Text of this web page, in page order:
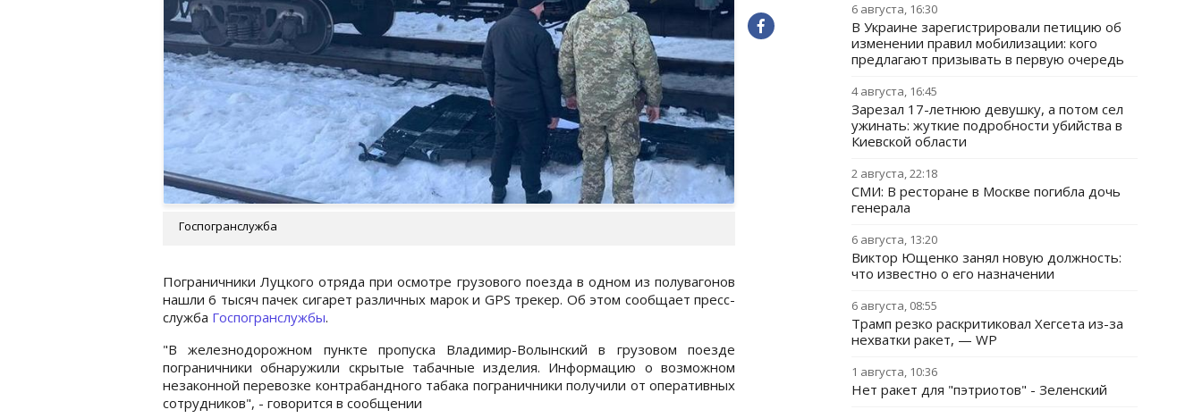
Госпогранслужба
Пограничники Луцкого отряда при осмотре грузового поезда в одном из полувагонов
нашли 6 тысяч пачек сигарет различных марок и GPS трекер. Об этом сообщает пресс-
служба Госпогранслужбы.
"В железнодорожном пункте пропуска Владимир-Волынский в грузовом поезде
пограничники обнаружили скрытые табачные изделия. Информацию о возможном
незаконной перевозке контрабандного табака пограничники получили от оперативных
сотрудников", - говорится в сообщении
6 августа, 16:30
В Украине зарегистрировали петицию об
изменении правил мобилизации: кого
предлагают призывать в первую очередь
4 августа, 16:45
Зарезал 17-летнюю девушку, а потом сел
ужинать: жуткие подробности убийства в
Киевской области
2 августа, 22:18
СМИ: В ресторане в Москве погибла дочь
генерала
6 августа, 13:20
Виктор Ющенко занял новую должность:
что известно о его назначении
6 августа, 08:55
Трамп резко раскритиковал Хегсета из-за
нехватки ракет, — WP
1 августа, 10:36
Нет ракет для "пэтриотов" - Зеленский